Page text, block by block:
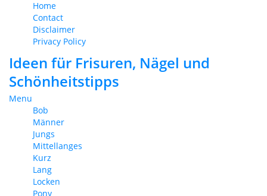
Home
Contact
Disclaimer
Privacy Policy
Ideen für Frisuren, Nägel und
Schönheitstipps
Menu
Bob
Männer
Jungs
Mittellanges
Kurz
Lang
Locken
Pony